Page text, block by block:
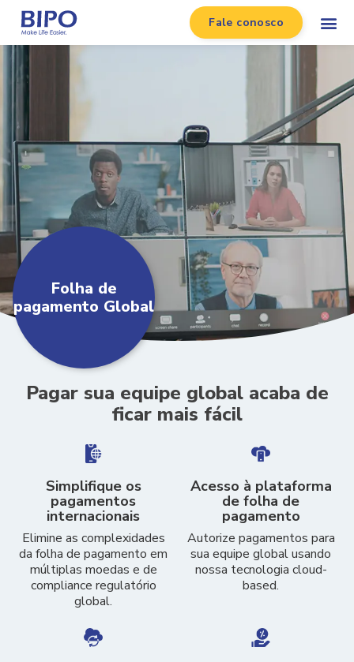
Fale conosco
Folha de
pagamento Global
Pagar sua equipe global acaba de
ficar mais fácil
Simplifique os
pagamentos
internacionais
Elimine as complexidades
da folha de pagamento em
múltiplas moedas e de
compliance regulatório
global.
Acesso à plataforma
de folha de
pagamento
Autorize pagamentos para
sua equipe global usando
nossa tecnologia cloud-
based.